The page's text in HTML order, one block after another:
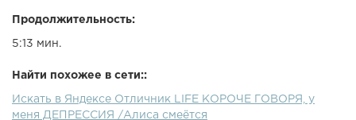
Меня бросила Даша ???? и я впал в депрессию, но МАМА
Продолжительность:
5:13 мин.
Найти похожее в сети::
Искать в Яндексе Отличник LIFE КОРОЧЕ ГОВОРЯ, у
меня ДЕПРЕССИЯ /Алиса смеётся